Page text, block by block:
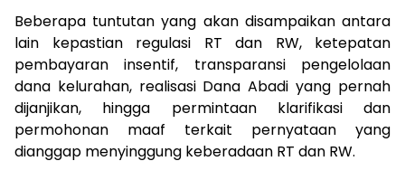
Beberapa tuntutan yang akan disampaikan antara
lain kepastian regulasi RT dan RW, ketepatan
pembayaran insentif, transparansi pengelolaan
dana kelurahan, realisasi Dana Abadi yang pernah
dijanjikan, hingga permintaan klarifikasi dan
permohonan maaf terkait pernyataan yang
dianggap menyinggung keberadaan RT dan RW.